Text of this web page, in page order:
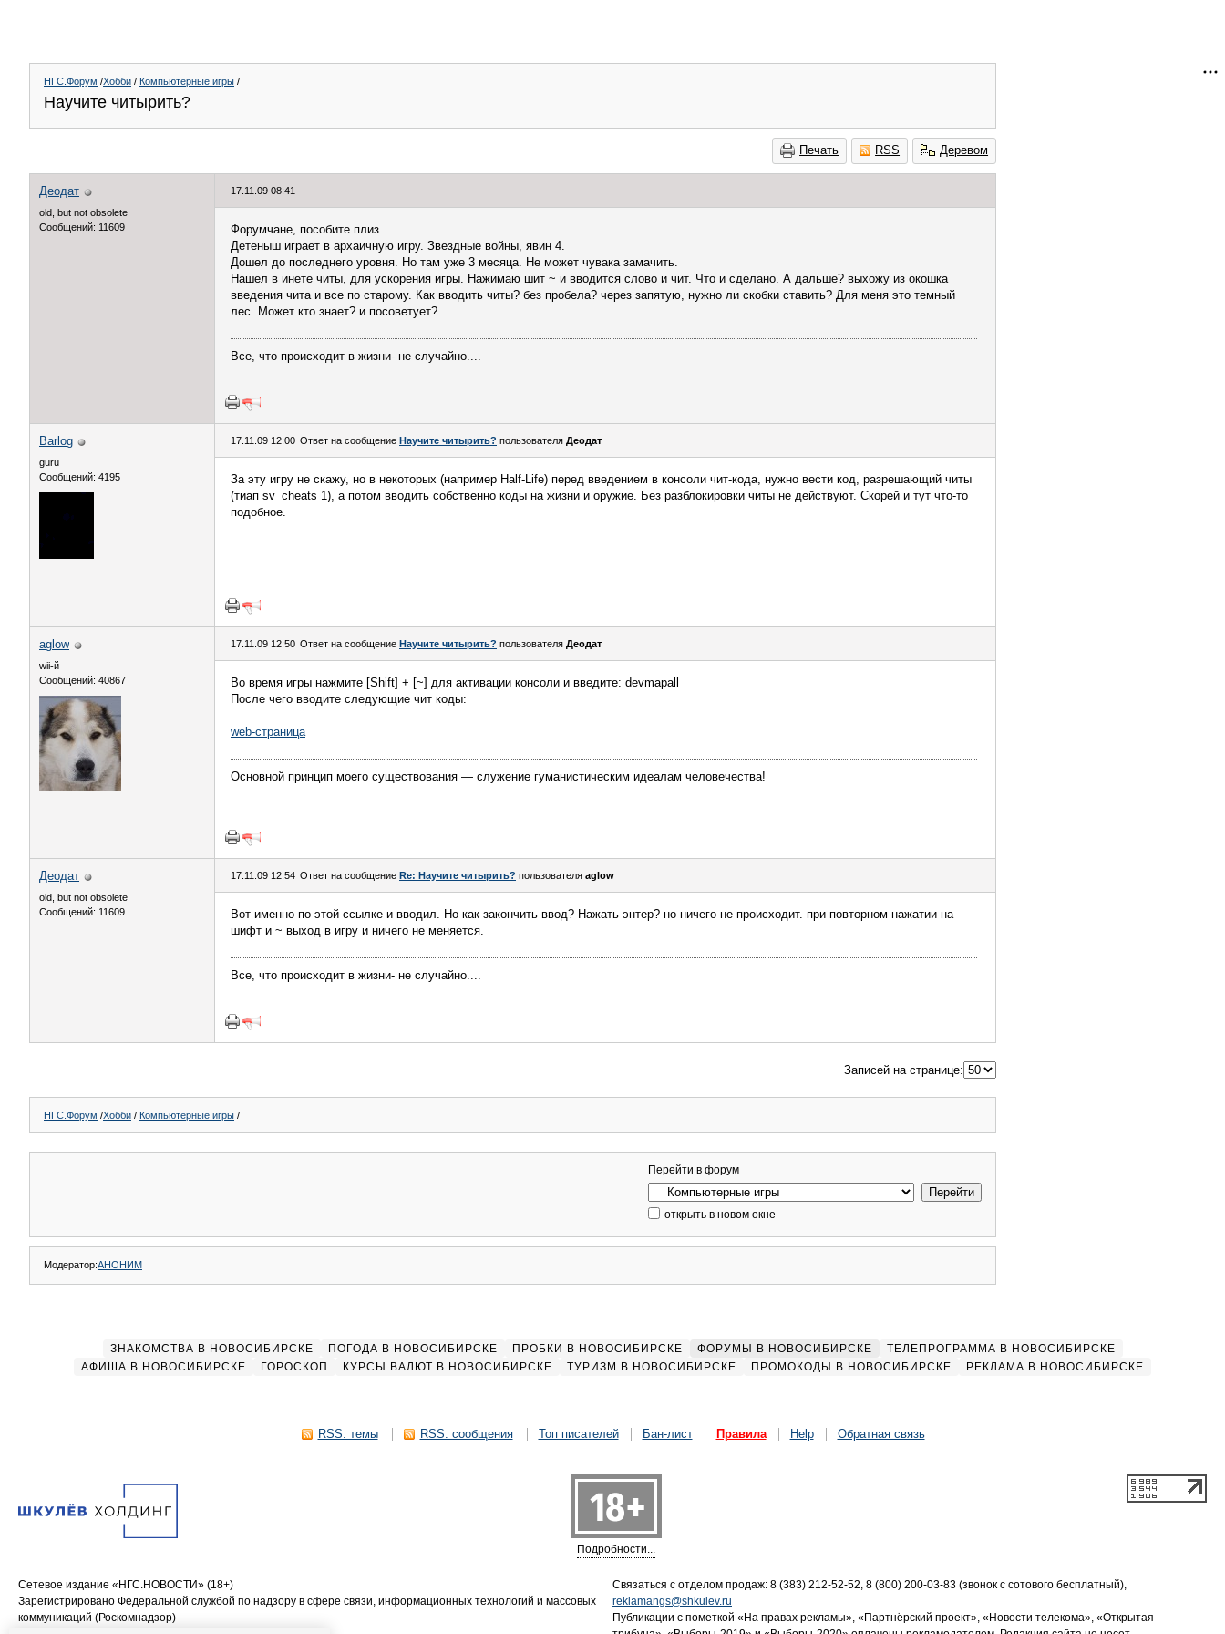
НГС.Форум /Хобби / Компьютерные игры /
Научите читырить?
Печать RSS Деревом
Деодат
old, but not obsolete
Сообщений: 11609
17.11.09 08:41
Форумчане, пособите плиз.
Детеныш играет в архаичную игру. Звездные войны, явин 4.
Дошел до последнего уровня. Но там уже 3 месяца. Не может чувака замачить.
Нашел в инете читы, для ускорения игры. Нажимаю шит ~ и вводится слово и чит. Что и сделано. А дальше? выхожу из окошка
введения чита и все по старому. Как вводить читы? без пробела? через запятую, нужно ли скобки ставить? Для меня это темный
лес. Может кто знает? и посоветует?
Все, что происходит в жизни- не случайно....
Barlog
guru
Сообщений: 4195
17.11.09 12:00 Ответ на сообщение Научите читырить? пользователя Деодат
За эту игру не скажу, но в некоторых (например Half-Life) перед введением в консоли чит-кода, нужно вести код, разрешающий читы
(тиап sv_cheats 1), а потом вводить собственно коды на жизни и оружие. Без разблокировки читы не действуют. Скорей и тут что-то
подобное.
aglow
wii-й
Сообщений: 40867
17.11.09 12:50 Ответ на сообщение Научите читырить? пользователя Деодат
Во время игры нажмите [Shift] + [~] для активации консоли и введите: devmapall
Пocлe чeгo ввoдитe cлeдyющиe чит кoды:
web-страница
Основной принцип моего существования — служение гуманистическим идеалам человечества!
Деодат
old, but not obsolete
Сообщений: 11609
17.11.09 12:54 Ответ на сообщение Re: Научите читырить? пользователя aglow
Вот именно по этой ссылке и вводил. Но как закончить ввод? Нажать энтер? но ничего не происходит. при повторном нажатии на
шифт и ~ выход в игру и ничего не меняется.
Все, что происходит в жизни- не случайно....
Записей на странице:
НГС.Форум /Хобби / Компьютерные игры /
Перейти в форум
открыть в новом окне
Модератор:АНОНИМ
ЗНАКОМСТВА В НОВОСИБИРСКЕ ПОГОДА В НОВОСИБИРСКЕ ПРОБКИ В НОВОСИБИРСКЕ ФОРУМЫ В НОВОСИБИРСКЕ
ТЕЛЕПРОГРАММА В НОВОСИБИРСКЕ
АФИША В НОВОСИБИРСКЕ
ГОРОСКОП КУРСЫ ВАЛЮТ В НОВОСИБИРСКЕ ТУРИЗМ В НОВОСИБИРСКЕ ПРОМОКОДЫ В НОВОСИБИРСКЕ РЕКЛАМА В НОВОСИБИРСКЕ
RSS: темы RSS: сообщения Топ писателей Бан-лист Правила Help Обратная связь
Подробности...
Сетевое издание «НГС.НОВОСТИ» (18+)
Зарегистрировано Федеральной службой по надзору в сфере связи, информационных технологий и массовых
коммуникаций (Роскомнадзор)
Связаться с отделом продаж: 8 (383) 212-52-52, 8 (800) 200-03-83 (звонок с сотового бесплатный),
reklamangs@shkulev.ru
Публикации с пометкой «На правах рекламы», «Партнёрский проект», «Новости телекома», «Открытая